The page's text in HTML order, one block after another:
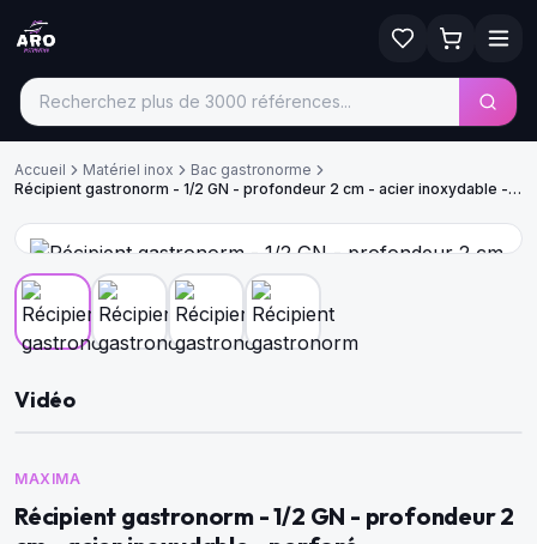
Accueil Matériel inox
Bac gastronorme
Récipient gastronorm - 1/2 GN - profondeur 2 cm - acier inoxydable -
Vidéo
MAXIMA
Récipient gastronorm - 1/2 GN - profondeur 2